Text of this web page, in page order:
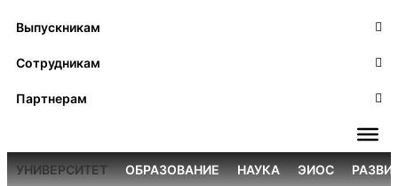
Выпускникам
Сотрудникам
Партнерам
УНИВЕРСИТЕТ ОБРАЗОВАНИЕ НАУКА ЭИОС